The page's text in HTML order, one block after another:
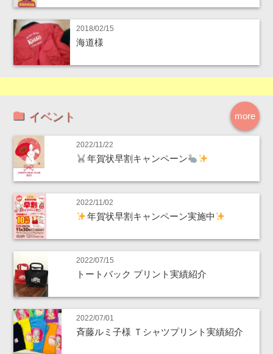
2018/02/15
海道様
more
イベント
2022/11/22
年賀状早割キャンペーン
2022/11/02
年賀状早割キャンペーン実施中
2022/07/15
トートバック プリント実績紹介
2022/07/01
斉藤ルミ子様 Ｔシャツプリント実績紹介